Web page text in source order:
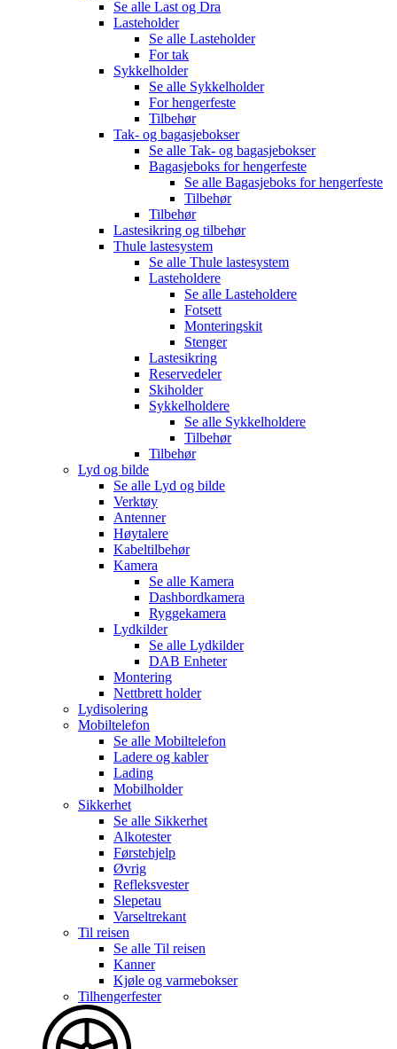
Se alle Last og Dra
Lasteholder
Se alle Lasteholder
For tak
Sykkelholder
Se alle Sykkelholder
For hengerfeste
Tilbehør
Tak- og bagasjebokser
Se alle Tak- og bagasjebokser
Bagasjeboks for hengerfeste
Se alle Bagasjeboks for hengerfeste
Tilbehør
Tilbehør
Lastesikring og tilbehør
Thule lastesystem
Se alle Thule lastesystem
Lasteholdere
Se alle Lasteholdere
Fotsett
Monteringskit
Stenger
Lastesikring
Reservedeler
Skiholder
Sykkelholdere
Se alle Sykkelholdere
Tilbehør
Tilbehør
Lyd og bilde
Se alle Lyd og bilde
Verktøy
Antenner
Høytalere
Kabeltilbehør
Kamera
Se alle Kamera
Dashbordkamera
Ryggekamera
Lydkilder
Se alle Lydkilder
DAB Enheter
Montering
Nettbrett holder
Lydisolering
Mobiltelefon
Se alle Mobiltelefon
Ladere og kabler
Lading
Mobilholder
Sikkerhet
Se alle Sikkerhet
Alkotester
Førstehjelp
Øvrig
Refleksvester
Slepetau
Varseltrekant
Til reisen
Se alle Til reisen
Kanner
Kjøle og varmebokser
Tilhengerfester